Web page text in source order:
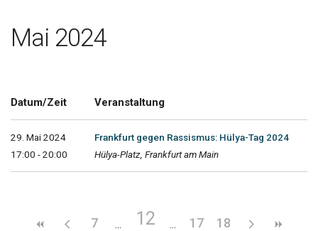
Mai 2024
Datum/Zeit Veranstaltung
29. Mai 2024
17:00 - 20:00
Frankfurt gegen Rassismus: Hülya-Tag 2024
Hülya-Platz, Frankfurt am Main
7 12 17 18